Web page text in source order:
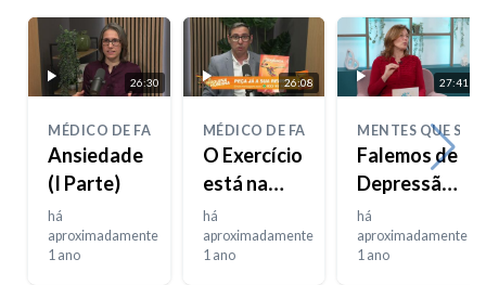
26:30
MÉDICO DE FAMÍLIA
Ansiedade
(I Parte)
há
aproximadamente
1 ano
26:08
MÉDICO DE FAMÍLIA
O Exercício
está na
moda
há
aproximadamente
1 ano
27:41
MENTES QUE
Falemos de
Depressão
– Parte 2
há
aproximadamente
1 ano